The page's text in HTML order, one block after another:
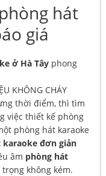
hát
giá
ở Hà Tây phong
KHÔNG CHÁY
thời điểm, thì tìm
việc thiết kế phòng
phòng hát karaoke
đơn giản
âm phòng hát
không kém.